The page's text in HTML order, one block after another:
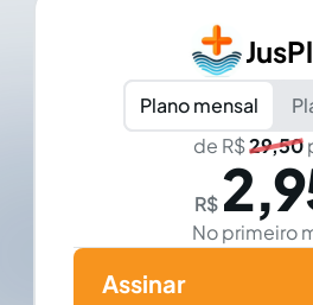
Plano mensal
de R$29,50
R$
No primeiro
Assinar